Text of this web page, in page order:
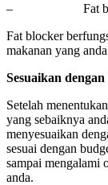
–
Fat
Fat blocker
makanan yang
Sesuaikan
Setelah
yang sebaiknya
menyesuaikan
sesuai dengan
sampai mengalami
anda.